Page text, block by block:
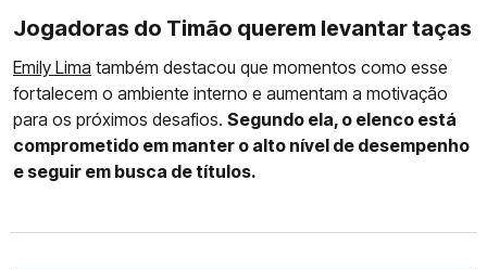
Jogadoras do Timão querem levantar taças
Emily Lima também destacou que momentos como esse
fortalecem o ambiente interno e aumentam a motivação
para os próximos desafios. Segundo ela, o elenco está
comprometido em manter o alto nível de desempenho
e seguir em busca de títulos.